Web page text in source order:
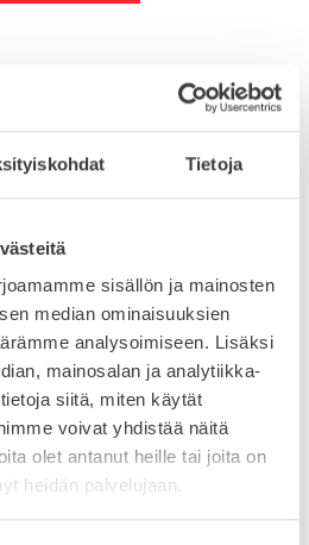
Tietoja
sisällön ja mainosten
median ominaisuuksien
analysoimiseen. Lisäksi
mainosalan ja analytiikka-
siitä, miten käytät
voivat yhdistää näitä
olet antanut heille tai joita on
heidän palvelujaan.
yli 3000mm toimitus 150€
muovi
1
M16